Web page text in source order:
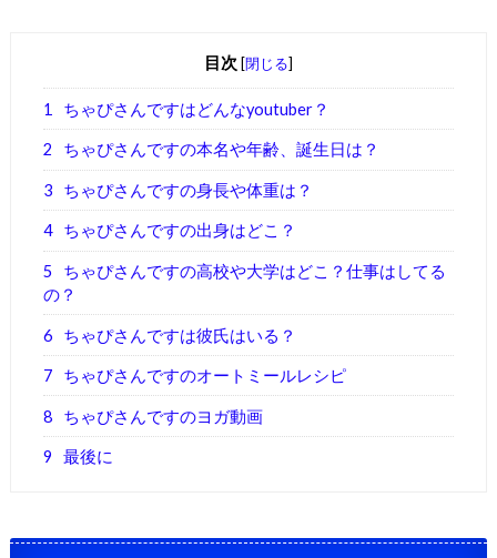
目次 [閉じる]
1 ちゃぴさんですはどんなyoutuber？
2 ちゃぴさんですの本名や年齢、誕生日は？
3 ちゃぴさんですの身長や体重は？
4 ちゃぴさんですの出身はどこ？
5
ちゃぴさんですの高校や大学はどこ？仕事はしてる
の？
6 ちゃぴさんですは彼氏はいる？
7 ちゃぴさんですのオートミールレシピ
8 ちゃぴさんですのヨガ動画
9 最後に